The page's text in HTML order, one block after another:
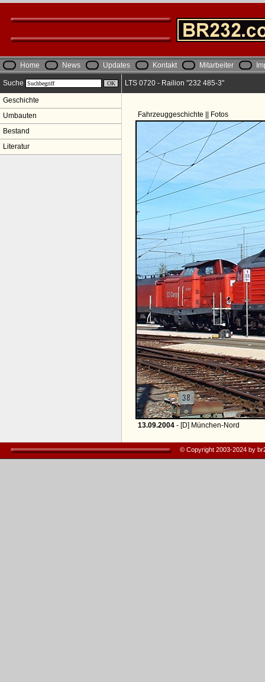
Home News Updates Kontakt Mitarbeiter
Suche
Geschichte
Umbauten
Bestand
Literatur
LTS 0720 - Railion "232 485-3"
Fahrzeuggeschichte || Fotos
13.09.2004- [D] München-Nord
© Copyright 2003-2024 by